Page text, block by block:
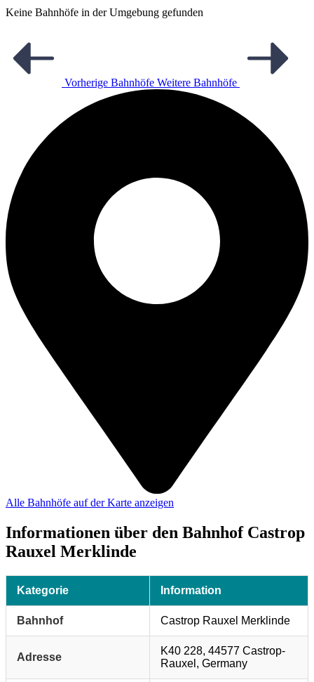
Keine Bahnhöfe in der Umgebung gefunden
Vorherige Bahnhöfe Weitere Bahnhöfe
Alle Bahnhöfe auf der Karte anzeigen
Informationen über den Bahnhof Castrop
Rauxel Merklinde
Kategorie Information
Bahnhof Castrop Rauxel Merklinde
Adresse
K40 228, 44577 Castrop-
Rauxel, Germany